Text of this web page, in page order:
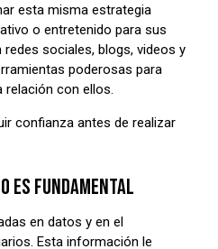
esta misma estrategia
o entretenido para sus
sociales, blogs, videos y
poderosas para
con ellos.
confianza antes de realizar
ES FUNDAMENTAL
en datos y en el
Esta información le